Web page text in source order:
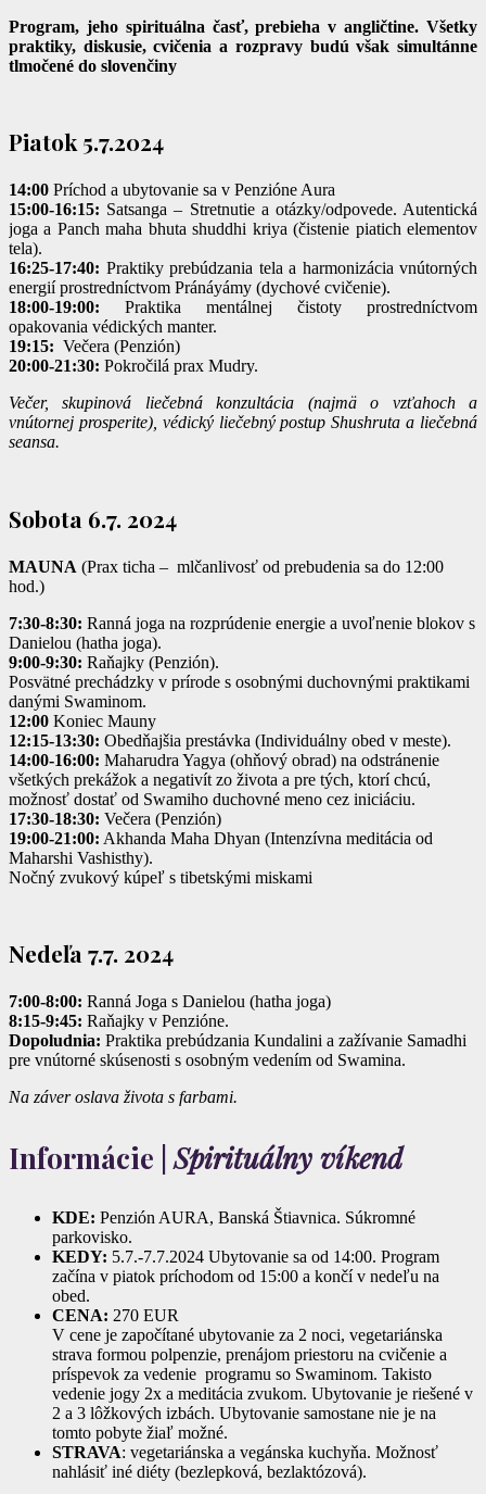
Program, jeho spirituálna časť, prebieha v angličtine. Všetky
praktiky, diskusie, cvičenia a rozpravy budú však simultánne
tlmočené do slovenčiny
Piatok 5.7.2024
14:00 Príchod a ubytovanie sa v Penzióne Aura
15:00-16:15: Satsanga – Stretnutie a otázky/odpovede. Autentická
joga a Panch maha bhuta shuddhi kriya (čistenie piatich elementov
tela).
16:25-17:40: Praktiky prebúdzania tela a harmonizácia vnútorných
energií prostredníctvom Pránáyámy (dychové cvičenie).
18:00-19:00: Praktika mentálnej čistoty prostredníctvom
opakovania védických manter.
19:15: Večera (Penzión)
20:00-21:30: Pokročilá prax Mudry.
Večer, skupinová liečebná konzultácia (najmä o vzťahoch a
vnútornej prosperite), védický liečebný postup Shushruta a liečebná
seansa.
Sobota 6.7. 2024
MAUNA (Prax ticha – mlčanlivosť od prebudenia sa do 12:00
hod.)
7:30-8:30: Ranná joga na rozprúdenie energie a uvoľnenie blokov s
Danielou (hatha joga).
9:00-9:30: Raňajky (Penzión).
Posvätné prechádzky v prírode s osobnými duchovnými praktikami
danými Swaminom.
12:00 Koniec Mauny
12:15-13:30: Obedňajšia prestávka (Individuálny obed v meste).
14:00-16:00: Maharudra Yagya (ohňový obrad) na odstránenie
všetkých prekážok a negativít zo života a pre tých, ktorí chcú,
možnosť dostať od Swamiho duchovné meno cez iniciáciu.
17:30-18:30: Večera (Penzión)
19:00-21:00: Akhanda Maha Dhyan (Intenzívna meditácia od
Maharshi Vashisthy).
Nočný zvukový kúpeľ s tibetskými miskami
Nedeľa 7.7. 2024
7:00-8:00: Ranná Joga s Danielou (hatha joga)
8:15-9:45: Raňajky v Penzióne.
Dopoludnia: Praktika prebúdzania Kundalini a zažívanie Samadhi
pre vnútorné skúsenosti s osobným vedením od Swamina.
Na záver oslava života s farbami.
Informácie |Spirituálny víkend
KDE: Penzión AURA, Banská Štiavnica. Súkromné
parkovisko.
KEDY: 5.7.-7.7.2024 Ubytovanie sa od 14:00. Program
začína v piatok príchodom od 15:00 a končí v nedeľu na
obed.
CENA: 270 EUR
V cene je započítané ubytovanie za 2 noci, vegetariánska
strava formou polpenzie, prenájom priestoru na cvičenie a
príspevok za vedenie programu so Swaminom. Takisto
vedenie jogy 2x a meditácia zvukom. Ubytovanie je riešené v
2 a 3 lôžkových izbách. Ubytovanie samostane nie je na
tomto pobyte žiaľ možné.
STRAVA: vegetariánska a vegánska kuchyňa. Možnosť
nahlásiť iné diéty (bezlepková, bezlaktózová).